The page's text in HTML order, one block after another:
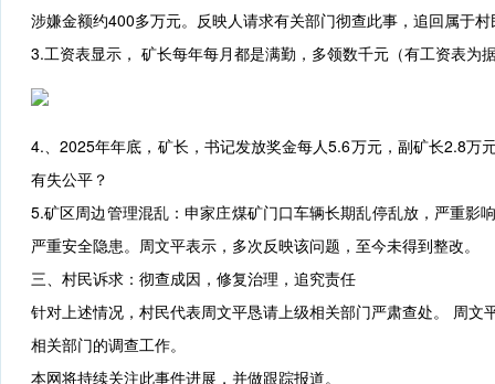
涉嫌金额约400多万元。反映人请求有关部门彻查此事，追回属于
3.工资表显示， 矿长每年每月都是满勤，多领数千元（有工资表为
4.、2025年年底，矿长，书记发放奖金每人5.6万元，副矿长2.8万
有失公平？
5.矿区周边管理混乱：申家庄煤矿门口车辆长期乱停乱放，严重影
严重安全隐患。周文平表示，多次反映该问题，至今未得到整改。
三、村民诉求：彻查成因，修复治理，追究责任
针对上述情况，村民代表周文平恳请上级相关部门严肃查处。 周
相关部门的调查工作。
本网将持续关注此事件进展，并做跟踪报道。